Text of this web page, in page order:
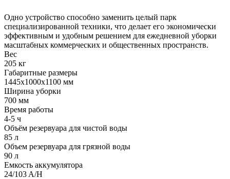
Одно устройство способно заменить целый парк
специализированной техники, что делает его экономически
эффективным и удобным решением для ежедневной уборки
масштабных коммерческих и общественных пространств.
Вес
205 кг
Габаритные размеры
1445x1000x1100 мм
Ширина уборки
700 мм
Время работы
4-5 ч
Объём резервуара для чистой воды
85 л
Объем резервуара для грязной воды
90 л
Емкость аккумулятора
24/103 A/H